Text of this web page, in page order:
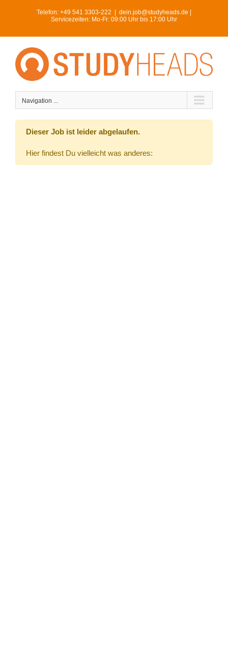
Telefon: +49 541 3303-222
dein.job@studyheads.de |
Servicezeiten: Mo-Fr: 09:00 Uhr bis 17:00 Uhr
Navigation ...
Dieser Job ist leider abgelaufen.
Hier findest Du vielleicht was anderes: